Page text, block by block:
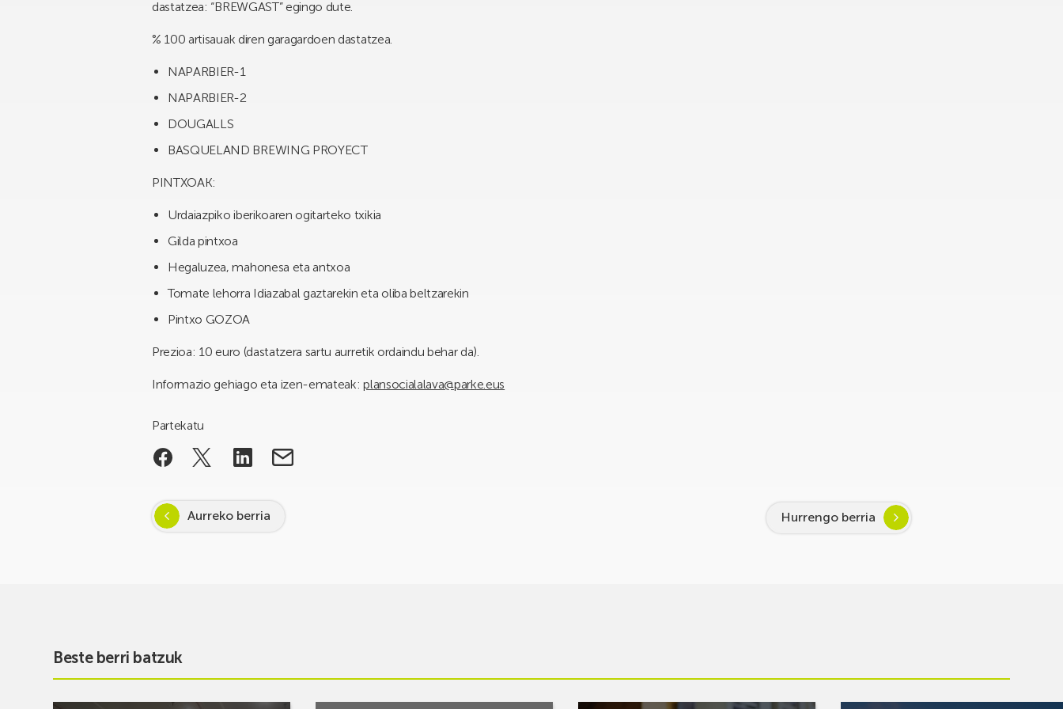
dastatzea: “BREWGAST” egingo dute.
% 100 artisauak diren garagardoen dastatzea.
NAPARBIER-1
NAPARBIER-2
DOUGALLS
BASQUELAND BREWING PROYECT
PINTXOAK:
Urdaiazpiko iberikoaren ogitarteko txikia
Gilda pintxoa
Hegaluzea, mahonesa eta antxoa
Tomate lehorra Idiazabal gaztarekin eta oliba beltzarekin
Pintxo GOZOA
Prezioa: 10 euro (dastatzera sartu aurretik ordaindu behar da).
Informazio gehiago eta izen-emateak:plansocialalava@parke.eus
Partekatu
Aurreko berria Hurrengo berria
Beste berri batzuk